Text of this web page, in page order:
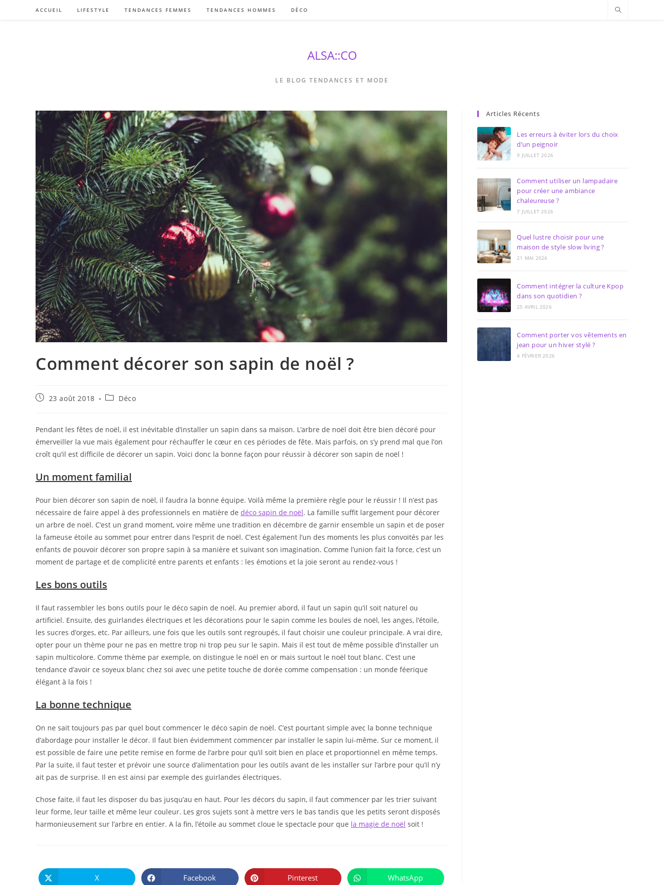
ACCUEIL LIFESTYLE TENDANCES FEMMES TENDANCES HOMMES DÉCO
ALSA::CO
LE BLOG TENDANCES ET MODE
Comment décorer son sapin de noël ?
Publication
23 août 2018
PostDéco
Pendant les fêtes de noël, il est inévitable d’installer un sapin dans sa maison. L’arbre de noël doit être bien décoré pour
émerveiller la vue mais également pour réchauffer le cœur en ces périodes de fête. Mais parfois, on s’y prend mal que l’on
croît qu’il est difficile de décorer un sapin. Voici donc la bonne façon pour réussir à décorer son sapin de noël !
Un moment familial
Pour bien décorer son sapin de noël, il faudra la bonne équipe. Voilà même la première règle pour le réussir ! Il n’est pas
nécessaire de faire appel à des professionnels en matière de déco sapin de noël. La famille suffit largement pour décorer
un arbre de noël. C’est un grand moment, voire même une tradition en décembre de garnir ensemble un sapin et de poser
la fameuse étoile au sommet pour entrer dans l’esprit de noël. C’est également l’un des moments les plus convoités par les
enfants de pouvoir décorer son propre sapin à sa manière et suivant son imagination. Comme l’union fait la force, c’est un
moment de partage et de complicité entre parents et enfants : les émotions et la joie seront au rendez-vous !
Les bons outils
Il faut rassembler les bons outils pour le déco sapin de noël. Au premier abord, il faut un sapin qu’il soit naturel ou
artificiel. Ensuite, des guirlandes électriques et les décorations pour le sapin comme les boules de noël, les anges, l’étoile,
les sucres d’orges, etc. Par ailleurs, une fois que les outils sont regroupés, il faut choisir une couleur principale. A vrai dire,
opter pour un thème pour ne pas en mettre trop ni trop peu sur le sapin. Mais il est tout de même possible d’installer un
sapin multicolore. Comme thème par exemple, on distingue le noël en or mais surtout le noël tout blanc. C’est une
tendance d’avoir ce soyeux blanc chez soi avec une petite touche de dorée comme compensation : un monde féerique
élégant à la fois !
La bonne technique
On ne sait toujours pas par quel bout commencer le déco sapin de noël. C’est pourtant simple avec la bonne technique
d’abordage pour installer le décor. Il faut bien évidemment commencer par installer le sapin lui-même. Sur ce moment, il
est possible de faire une petite remise en forme de l’arbre pour qu’il soit bien en place et proportionnel en même temps.
Par la suite, il faut tester et prévoir une source d’alimentation pour les outils avant de les installer sur l’arbre pour qu’il n’y
ait pas de surprise. Il en est ainsi par exemple des guirlandes électriques.
Chose faite, il faut les disposer du bas jusqu’au en haut. Pour les décors du sapin, il faut commencer par les trier suivant
leur forme, leur taille et même leur couleur. Les gros sujets sont à mettre vers le bas tandis que les petits seront disposés
harmonieusement sur l’arbre en entier. A la fin, l’étoile au sommet cloue le spectacle pour que la magie de noël soit !
CE
Ouvrir
X Ouvrir
Facebook Ouvrir
Pinterest Ouvrir
WhatsApp
Articles Récents
Les erreurs à éviter lors du choix
d’un peignoir
9 JUILLET 2026
Comment utiliser un lampadaire
pour créer une ambiance
chaleureuse ?
7 JUILLET 2026
Quel lustre choisir pour une
maison de style slow living ?
21 MAI 2026
Comment intégrer la culture Kpop
dans son quotidien ?
25 AVRIL 2026
Comment porter vos vêtements en
jean pour un hiver stylé ?
4 FÉVRIER 2026